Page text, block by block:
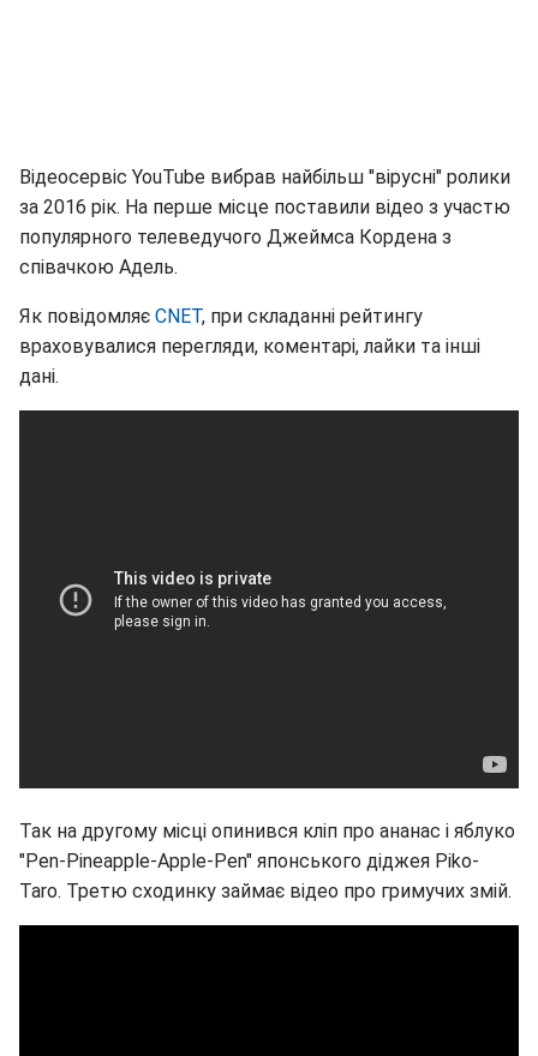
Відеосервіс YouTube вибрав найбільш "вірусні" ролики
за 2016 рік. На перше місце поставили відео з участю
популярного телеведучого Джеймса Кордена з
співачкою Адель.
Як повідомляє CNET, при складанні рейтингу
враховувалися перегляди, коментарі, лайки та інші
дані.
Так на другому місці опинився кліп про ананас і яблуко
"Pen-Pineapple-Apple-Pen" японського діджея Piko-
Taro. Третю сходинку займає відео про гримучих змій.